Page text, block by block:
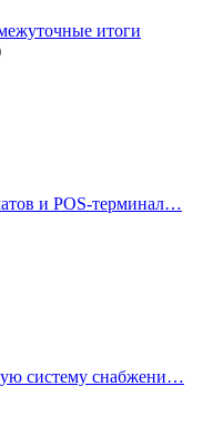
итоги
и POS-терминал…
систему снабжени…